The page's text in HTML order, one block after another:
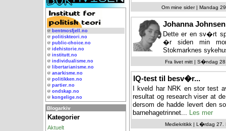
@ bentmosfjell.no
@ politiskteori.no
@ public-choice.no
@ idehistorie.no
@ institutt.no
@ individualisme.no
@ libertarianisme.no
@ anarkisme.no
@ politikken.no
@ partier.no
@ ondskap.no
@ kongelige.no
Blogarkiv
Kategorier
Aktuelt
Om mine sider | Mandag
Johanna
Dette er en sv�rt
�r siden min
Stokmarknes
Fra livet mitt | S�ndag
IQ-test til besv�r...
I kveld har NRK en stor test
resultat og research viser at
dersom de hadde levert den
barnehagetrinnet... Les mer
Mediekritikk | L�rdag